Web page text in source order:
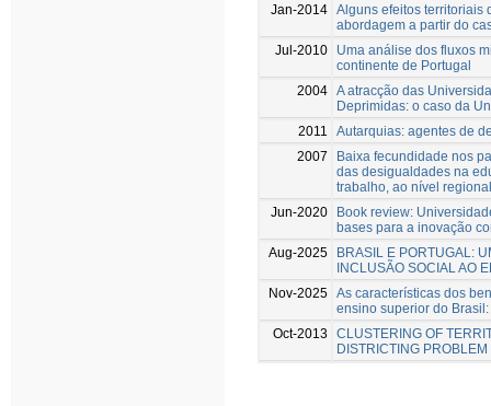
Jan-2014 Alguns efeitos territoriais
abordagem a partir do
Jul-2010
Uma análise dos fluxos
continente de Portugal
2004 A atracção das
Deprimidas: o caso da
2011
Autarquias: agentes de
2007
Baixa fecundidade nos
das desigualdades na
trabalho, ao nível regional
Jun-2020
Book review:
bases para a inovação
Aug-2025
BRASIL E PORTUGAL:
INCLUSÃO SOCIAL AO
Nov-2025 As características dos
ensino superior do
Oct-2013
CLUSTERING OF
DISTRICTING PROBLEM